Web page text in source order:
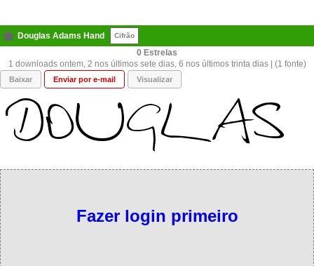
Douglas Adams Hand Cifrão
0
1 downloads ontem, 2 nos últimos sete dias, 6 nos últimos trinta dias | (1 fonte)
Baixar Enviar por e-mail Visualizar
Fazer login primeiro